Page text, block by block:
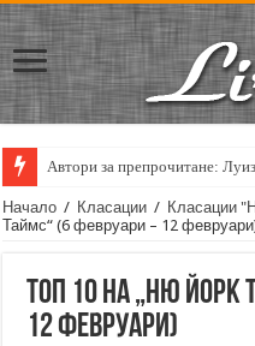
Автори за препрочитане:
Начало / Класации / Класации
Таймс“ (6 февруари – 12
Топ 10 на „Ню Йорк
12 февруари)